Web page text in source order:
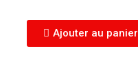
Ajouter au panier